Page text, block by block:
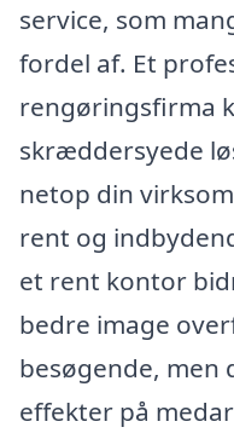
service, som
fordel af. Et
rengøringsfirma
skræddersyede
netop din
rent og
et rent kontor
bedre image
besøgende, men
effekter på